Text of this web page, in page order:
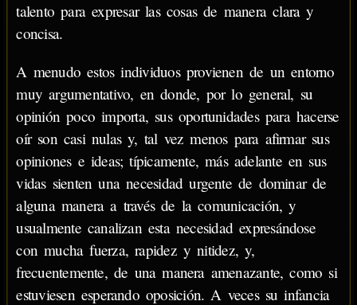
talento para expresar las cosas de manera clara y
concisa.
A menudo estos individuos provienen de un entorno
muy argumentativo, en donde, por lo general, su
opinión poco importa, sus oportunidades para hacerse
oír son casi nulas y, tal vez menos para afirmar sus
opiniones e ideas; típicamente, más adelante en sus
vidas sienten una necesidad urgente de dominar de
alguna manera a través de la comunicación, y
usualmente canalizan esta necesidad expresándose
con mucha fuerza, rapidez y nitidez, y,
frecuentemente, de una manera amenazante, como si
estuviesen esperando oposición. A veces su infancia